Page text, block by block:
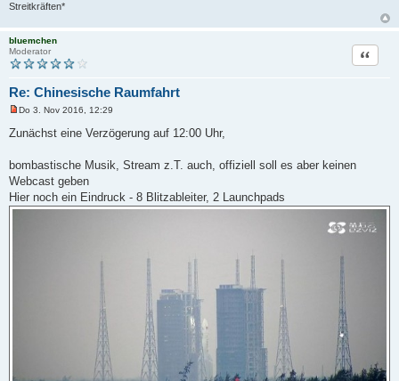
Streitkräften*
bluemchen
Moderator
Re: Chinesische Raumfahrt
Zitat
g
e
s
n
Do 3. Nov 2016, 12:29
Zunächst eine Verzögerung auf 12:00 Uhr,
bombastische Musik, Stream z.T. auch, offiziell soll es aber keinen
Webcast geben
Hier noch ein Eindruck - 8 Blitzableiter, 2 Launchpads